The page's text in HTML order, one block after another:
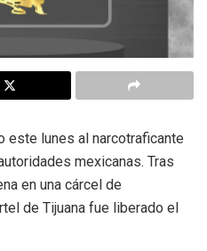
este lunes al narcotraficante
mexicanas. Tras
en una cárcel de
de Tijuana fue liberado el